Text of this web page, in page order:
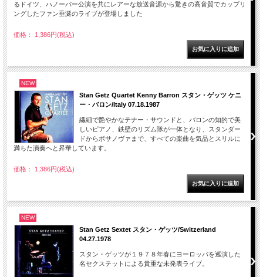
るドイツ、ハノーバー公演を共にレアーな放送音源から驚きの高音質でカップリ
ングしたファン垂涎のライブが登場しました
価格： 1,386円(税込)
NEW
Stan Getz Quartet Kenny Barron スタン・ゲッツ ケニ
ー・バロン/Italy 07.18.1987
繊細で艶やかなテナー・サウンドと、バロンの知的で美
しいピアノ、鉄壁のリズム隊が一体となり、スタンダー
ドからボサノヴァまで、すべての楽曲を気品とスリルに
満ちた演奏へと昇華しています。
価格： 1,386円(税込)
NEW
Stan Getz Sextet スタン・ゲッツ/Switzerland
04.27.1978
スタン・ゲッツが１９７８年春にヨーロッパを巡演した
名セクステットによる貴重な未発表ライブ。